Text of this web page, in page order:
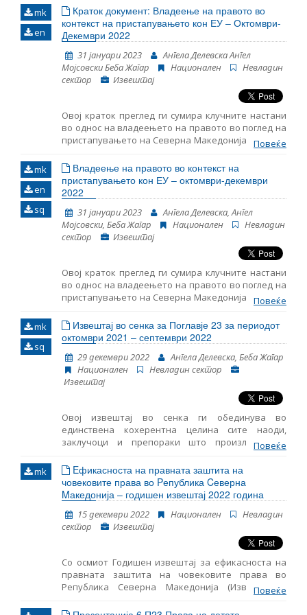
права, во кои има минимум 123 жртви од
различни заедници. Документирани се два
случаи каде има неопределен број жртви. Во
страна на медиум, а во другиот за повреда на
работнички права на поголем број текстилни
mk
en
Краток документ: Владеење на правото во
контекст на пристапувањето кон ЕУ – Октомври-
Декември 2022
31 јануари 2023
Ангела Делевска Ангел
Мојсовски Беба Жагар
Национален
Невладин
сектор
Извештај
Овој краток преглед ги сумира клучните настани
во однос на владеењето на правото во поглед на
пристапувањето на Северна Македонија во ЕУ во
периодот октомври-декември 2022 година. Тој
содржи следење на основите начела за
пристапување во ЕУ, вклучително и на клучните
настани во функционирањето на демократските
институции, реформата на јавната
администрација и Поглавјето 23: Судство и
основни права.
Повеќе
mk
en
sq
Владеење на правото во контекст на
пристапувањето кон ЕУ – октомври-декември
2022
31 јануари 2023
Ангела Делевска, Ангел
Мојсовски, Беба Жагар
Национален
Невладин
сектор
Извештај
Овој краток преглед ги сумира клучните настани
во однос на владеењето на правото во поглед на
пристапувањето на Северна Македонија во ЕУ во
периодот октомври-декември 2022 година. Тој
содржи следење на основите начела за
пристапување во ЕУ, вклучително и на клучните
настани во функционирањето на демократските
институции, реформата на јавната
администрација и Поглавјето 23: Судство и
основни права.
Повеќе
mk
sq
Извештај во сенка за Поглавје 23 за периодот
октомври 2021 – септември 2022
29 декември 2022
Ангела Делевска, Беба Жагар
Национален
Невладин сектор
Извештај
Овој извештај во сенка ги обединува во
единствена кохерентна целина сите наоди,
заклучоци и препораки што произлегоа од
следењето на областите содржани во Поглавјето
23 – Правосудство и темелни права. Ова е седми
ваков извештај што го објaвува Институтот за
европска политика (ЕПИ) – Скопје, земајќи ги
предвид коментарите и мислењата на
невладините организации.
Повеќе
mk
Eфикасноста на правната заштита на
човековите права во Pепублика Cеверна
Mакедонија – годишен извештај 2022 година
15 декември 2022 Национален
Невладин
сектор
Извештај
Со осмиот Годишен извештај за ефикасноста на
правната заштита на човековите права во
Република Северна Македонија (Извештајот),
Македонското здружение на млади правници
(МЗМП)1 има цел објективно да ги презентира и
Повеќе